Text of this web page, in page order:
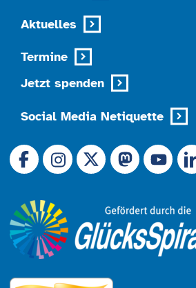
Aktuelles
Termine
Jetzt spenden
Social Media Netiquette
Link zu X (Ex-Twitter)